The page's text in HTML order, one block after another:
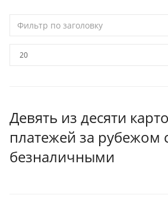
по
Девять из десяти
платежей за рубежом
безналичными